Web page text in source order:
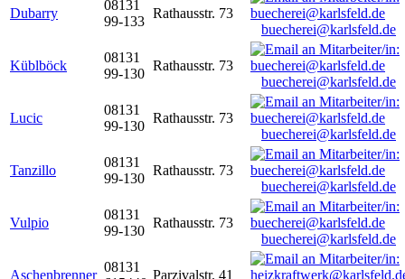
Dubarry
08131
99-133
Rathausstr. 73
buecherei@karlsfeld.de
Küblböck
08131
99-130
Rathausstr. 73
buecherei@karlsfeld.de
Lucic
08131
99-130
Rathausstr. 73
buecherei@karlsfeld.de
Tanzillo
08131
99-130
Rathausstr. 73
buecherei@karlsfeld.de
Vulpio
08131
99-130
Rathausstr. 73
buecherei@karlsfeld.de
Aschenbrenner
08131
Parzivalstr. 41